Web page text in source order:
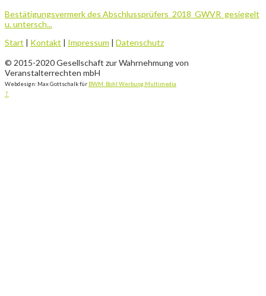
Bestätigungsvermerk des Abschlussprüfers_2018_GWVR_gesiegelt
u. untersch...
Start | Kontakt | Impressum | Datenschutz
© 2015-2020 Gesellschaft zur Wahrnehmung von
Veranstalterrechten mbH
Webdesign: Max Gottschalk für BWM: Bohl Werbung.Multimedia
↑